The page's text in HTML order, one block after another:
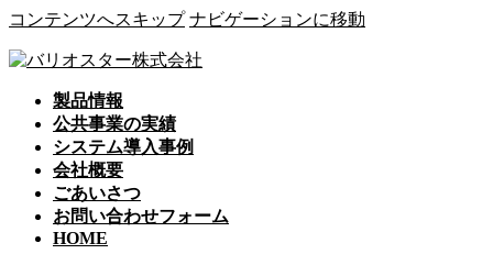
コンテンツへスキップ ナビゲーションに移動
製品情報
公共事業の実績
システム導入事例
会社概要
ごあいさつ
お問い合わせフォーム
HOME